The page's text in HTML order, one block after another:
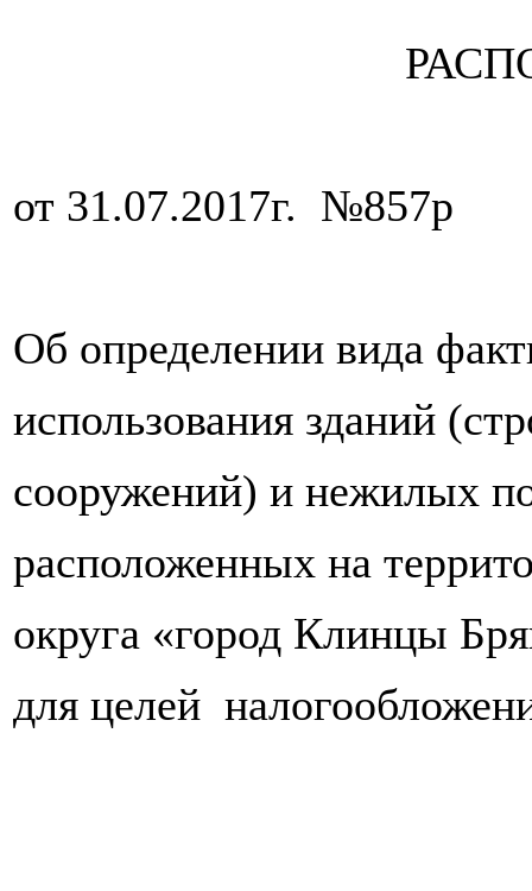
от 31.07.2017г. №857р
Об определении вида
использования зданий
сооружений) и нежилых
расположенных на
округа «город Клинцы
для целей